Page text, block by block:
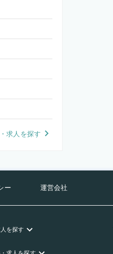
求人を探す
ー 運営会社
を探す